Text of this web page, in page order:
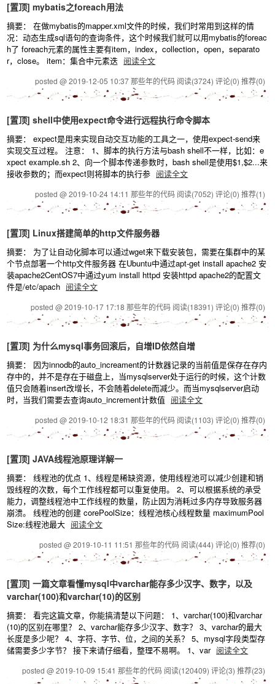
[置顶] mybatis之foreach用法
摘要： 在做mybatis的mapper.xml文件的时候，我们时常用到这样的情
况：动态生成sql语句的查询条件，这个时候我们就可以用mybatis的foreac
h了 foreach元素的属性主要有item，index，collection，open，separato
r，close。 item：集合中元素迭 阅读全文
posted @ 2019-12-05 10:37 那些年的代码 阅读(3724) 评论(0) 推荐(0)
[置顶] shell中使用expect命令进行远程执行命令脚本
摘要： expect是用来实现自动交互功能的工具之一，使用expect-send来
实现交互过程。 注意： 1、脚本的执行方法与bash shell不一样，比如：e
xpect example.sh 2、向一个脚本传递参数时，bash shell是使用$1,$2...来
接收参数的；而expect则将脚本的执行参 阅读全文
posted @ 2019-10-24 14:11 那些年的代码 阅读(7052) 评论(0) 推荐(1)
[置顶] Linux搭建简单的http文件服务器
摘要： 为了让自动化脚本可以通过wget来下载安装包，需要在集群中的某
个节点部署一个http文件服务器 在Ubuntu中通过apt-get install apache2 安
装apache2CentOS7中通过yum install httpd 安装httpd apache2的配置文
件是/etc/apach 阅读全文
posted @ 2019-10-17 17:18 那些年的代码 阅读(18391) 评论(0) 推荐(0)
[置顶] 为什么mysql事务回滚后，自增ID依然自增
摘要： 因为innodb的auto_increament的计数器记录的当前值是保存在存内
存中的，并不是存在于磁盘上，当mysqlserver处于运行的时候，这个计数
值只会随着insert改增长，不会随着delete而减少。而当mysqlserver启动
时，当我们需要去查询auto_increment计数值 阅读全文
posted @ 2019-10-12 18:31 那些年的代码 阅读(1103) 评论(0) 推荐(0)
[置顶] JAVA线程池原理详解一
摘要： 线程池的优点 1、线程是稀缺资源，使用线程池可以减少创建和销
毁线程的次数，每个工作线程都可以重复使用。 2、可以根据系统的承受
能力，调整线程池中工作线程的数量，防止因为消耗过多内存导致服务器
崩溃。 线程池的创建 corePoolSize：线程池核心线程数量 maximumPool
Size:线程池最大 阅读全文
posted @ 2019-10-11 11:51 那些年的代码 阅读(444) 评论(0) 推荐(0)
[置顶] 一篇文章看懂mysql中varchar能存多少汉字、数字，以及
varchar(100)和varchar(10)的区别
摘要： 看完这篇文章，你能搞清楚以下问题： 1、varchar(100)和varchar
(10)的区别在哪里？ 2、varchar能存多少汉字、数字？ 3、varchar的最大
长度是多少呢？ 4、字符、字节、位，之间的关系？ 5、mysql字段类型存
储需要多少字节？ 接下来请仔细看，整理不易啊。 1、var 阅读全文
posted @ 2019-10-09 15:41 那些年的代码 阅读(120409) 评论(3) 推荐(23)